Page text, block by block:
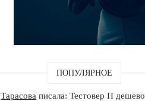
ПОПУЛЯРНОЕ
Тарасова писала: Тестовер П дешево